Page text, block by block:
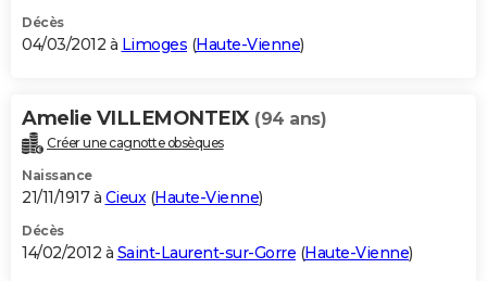
Décès
04/03/2012 à Limoges (Haute-Vienne)
Amelie VILLEMONTEIX (94 ans)
Créer une cagnotte obsèques
Naissance
21/11/1917 à Cieux(Haute-Vienne)
Décès
14/02/2012 à Saint-Laurent-sur-Gorre (Haute-Vienne)